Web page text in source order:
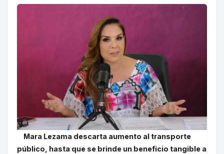
Mara Lezama descarta aumento al transporte
público, hasta que se brinde un beneficio tangible a